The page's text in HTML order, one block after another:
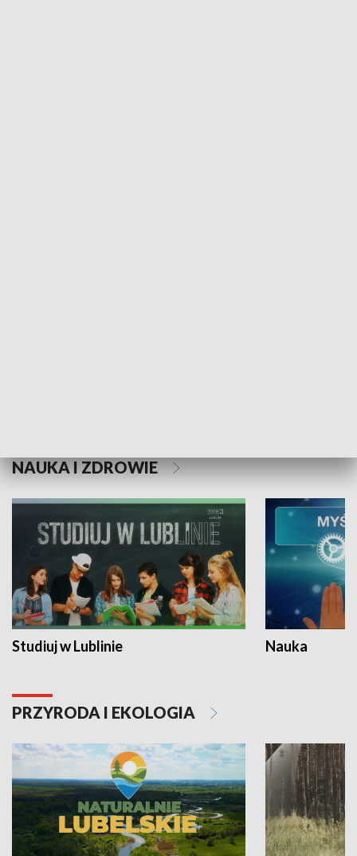
NAUKA I ZDROWIE
Studiuj w Lublinie Nauka
PRZYRODA I EKOLOGIA